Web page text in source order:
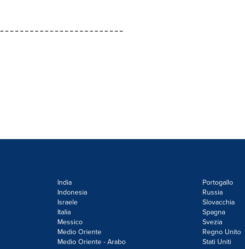
India
Indonesia
Israele
Italia
Messico
Medio Oriente
Medio Oriente - Arabo
Portogallo
Russia
Slovacchia
Spagna
Svezia
Regno Unito
Stati Uniti